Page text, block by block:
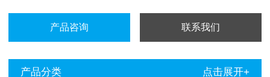
产品咨询 联系我们
产品分类 点击展开+